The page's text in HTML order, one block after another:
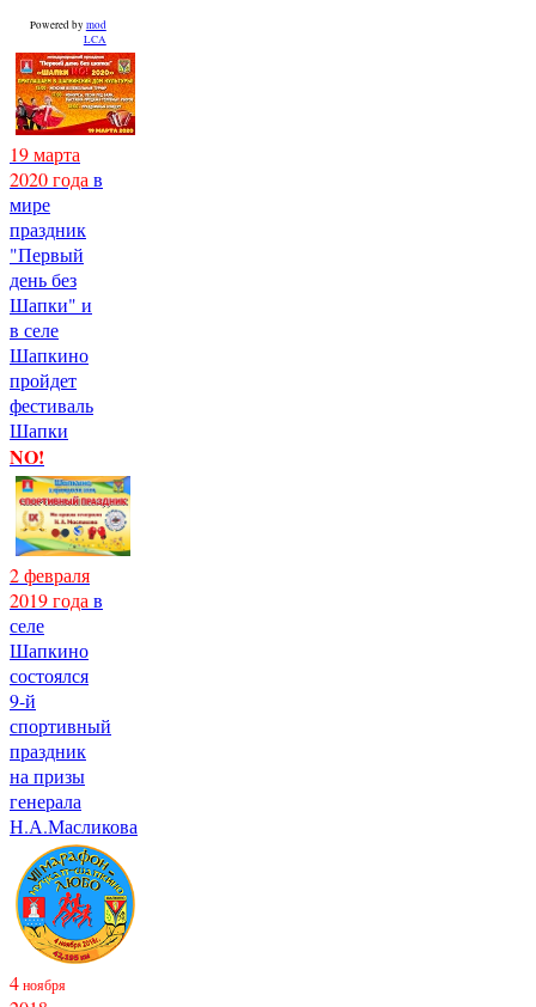
Powered by mod
LCA
19 марта
2020 года в
мире
праздник
"Первый
день без
Шапки" и
в селе
Шапкино
пройдет
фестиваль
Шапки
NO!
2 февраля
2019 года в
селе
Шапкино
состоялся
9-й
спортивный
праздник
на призы
генерала
Н.А.Масликова
4ноября